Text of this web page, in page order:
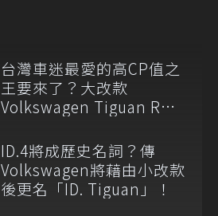
台灣車迷最愛的高CP值之
王要來了？大改款
Volkswagen Tiguan R路
ID.4將成歷史名詞？傳
Volkswagen將藉由小改款
後更名「ID. Tiguan」！